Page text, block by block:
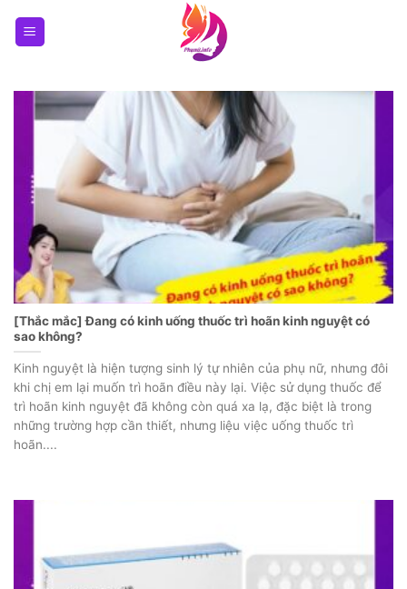
[Thắc mắc] Đang có kinh uống thuốc trì hoãn kinh nguyệt có
sao không?
Kinh nguyệt là hiện tượng sinh lý tự nhiên của phụ nữ, nhưng đôi
khi chị em lại muốn trì hoãn điều này lại. Việc sử dụng thuốc để
trì hoãn kinh nguyệt đã không còn quá xa lạ, đặc biệt là trong
những trường hợp cần thiết, nhưng liệu việc uống thuốc trì
hoãn....